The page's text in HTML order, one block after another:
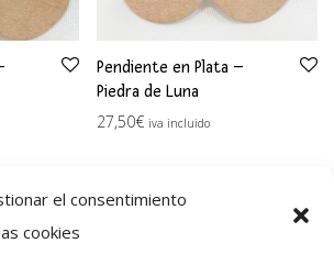
el consentimiento
cookies
Pendiente en Plata –
Piedra de Luna
27,50€ iva incluido